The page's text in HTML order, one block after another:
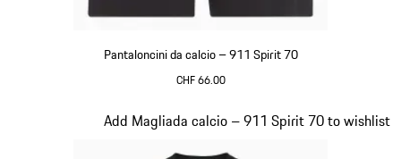
Pantaloncini da calcio – 911 Spirit 70
CHF 66.00
Add Magliada calcio – 911 Spirit 70 to wishlist
Diapositiva 4 di 8